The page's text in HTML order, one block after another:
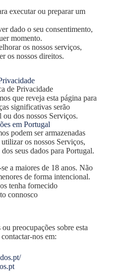
executar ou preparar um
dado o seu consentimento,
momento.
os nossos serviços,
os nossos direitos.
de Privacidade
que reveja esta página para
significativas serão
ou dos nossos Serviços.
em Portugal
podem ser armazenadas
os nossos Serviços,
seus dados para Portugal.
a maiores de 18 anos. Não
de forma intencional.
tenha fornecido
connosco
preocupações sobre esta
nos em: